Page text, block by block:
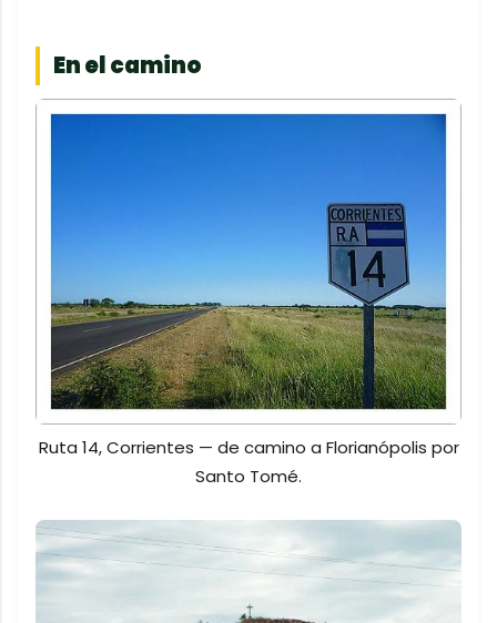
En el camino
Ruta 14, Corrientes — de camino a Florianópolis por
Santo Tomé.